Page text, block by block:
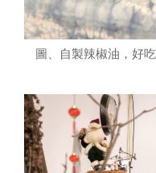
圖、自製辣椒油，好